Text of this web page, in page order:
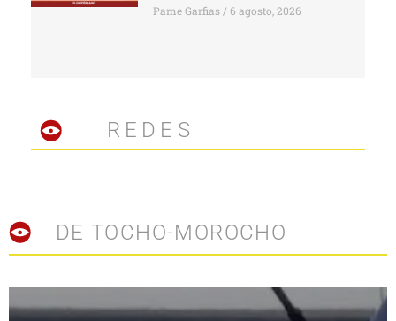
Pame Garfias 6 agosto, 2026
REDES
DE TOCHO-MOROCHO